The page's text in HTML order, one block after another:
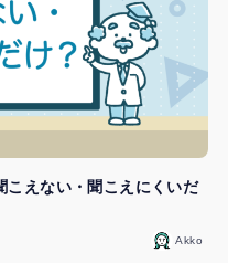
こえない・聞こえにくいだ
Akko